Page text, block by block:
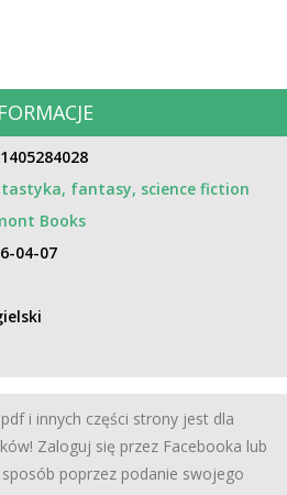
fantasy, science fiction
Books
04-07
i innych części strony jest dla
Zaloguj się przez Facebooka lub
poprzez podanie swojego